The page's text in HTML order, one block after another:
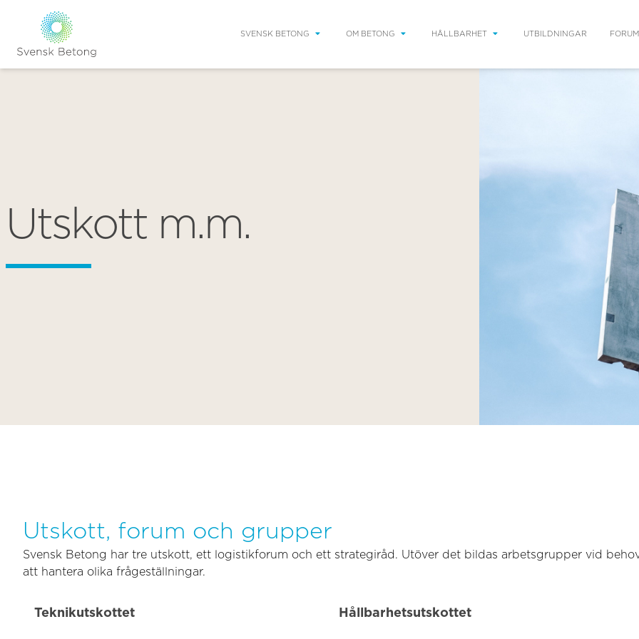
SVENSK BETONG OM BETONG HÅLLBARHET UTBILDNINGAR
Utskott m.m.
Utskott, forum och grupper
Svensk Betong har tre utskott, ett logistikforum och ett strategiråd. Utöver det bildas arbetsgrupper vid
att hantera olika frågeställningar.
Teknikutskottet Hållbarhetsutskottet